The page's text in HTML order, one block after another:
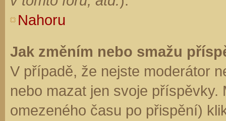
Nahoru
Jak změním nebo smažu
V případě, že nejste moderátor
nebo mazat jen svoje
omezeného času po přispění)